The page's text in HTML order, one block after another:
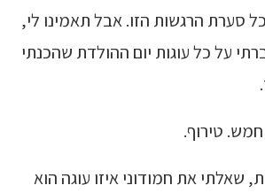
סערת הרגשות הזו. אבל תאמינו לי,
על כל עוגות יום ההולדת שהכנתי
חמש. טירוף.
שאלתי את חמודוני איזו עוגה הוא